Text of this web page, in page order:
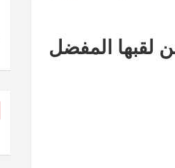
لقبها المفضل